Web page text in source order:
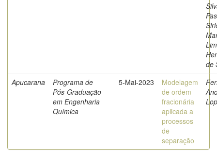
de
Apucarana
Programa de
Pós-Graduação
em Engenharia
Química
5-Mai-2023
Modelagem
de ordem
fracionária
aplicada a
processos
de
separação